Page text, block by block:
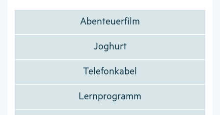
Abenteuerfilm
Joghurt
Telefonkabel
Lernprogramm